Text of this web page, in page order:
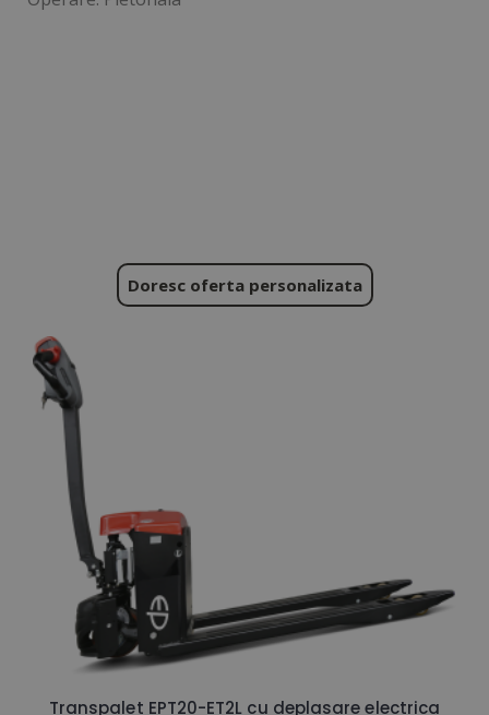
Doresc oferta personalizata
Transpalet EPT20-ET2L cu deplasare electrica